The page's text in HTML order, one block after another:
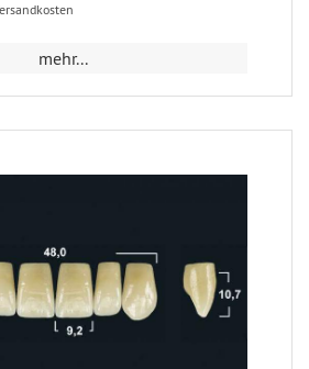
mehr...